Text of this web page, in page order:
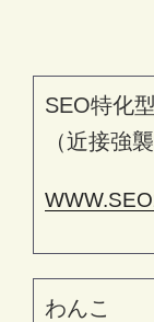
SEO特化
（近接強
わんこ